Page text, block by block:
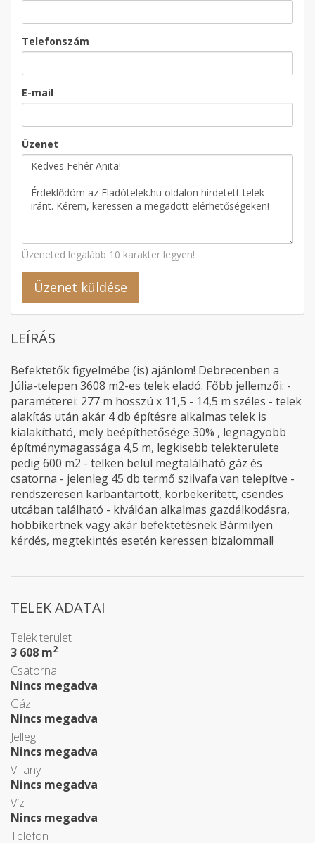
Telefonszám
E-mail
Üzenet
Üzeneted legalább 10 karakter legyen!
Üzenet küldése
LEÍRÁS
Befektetők figyelmébe (is) ajánlom! Debrecenben a
Júlia-telepen 3608 m2-es telek eladó. Főbb jellemzői: -
paraméterei: 277 m hosszú x 11,5 - 14,5 m széles - telek
alakítás után akár 4 db építésre alkalmas telek is
kialakítható, mely beépíthetősége 30% , legnagyobb
építménymagassága 4,5 m, legkisebb telekterülete
pedig 600 m2 - telken belül megtalálható gáz és
csatorna - jelenleg 45 db termő szilvafa van telepítve -
rendszeresen karbantartott, körbekerített, csendes
utcában található - kiválóan alkalmas gazdálkodásra,
hobbikertnek vagy akár befektetésnek Bármilyen
kérdés, megtekintés esetén keressen bizalommal!
TELEK ADATAI
Telek terület
3 608 m2
Csatorna
Nincs megadva
Gáz
Nincs megadva
Jelleg
Nincs megadva
Villany
Nincs megadva
Víz
Nincs megadva
Telefon